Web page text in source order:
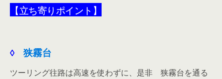
【立ち寄りポイント】
◊狭霧台
ツーリング往路は高速を使わずに、是非 狭霧台を通る